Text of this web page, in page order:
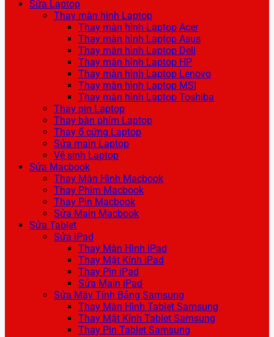
Sửa Laptop
Thay màn hình Laptop
Thay màn hình Laptop Acer
Thay màn hình Laptop Asus
Thay màn hình Laptop Dell
Thay màn hình Laptop HP
Thay màn hình Laptop Lenovo
Thay màn hình Laptop MSI
Thay màn hình Laptop Toshiba
Thay pin Laptop
Thay bàn phím Laptop
Thay ổ cứng Laptop
Sửa main Laptop
Vệ sinh Laptop
Sửa Macbook
Thay Màn Hình Macbook
Thay Phím Macbook
Thay Pin Macbook
Sửa Main Macbook
Sửa Tablet
Sửa iPad
Thay Màn Hình iPad
Thay Mặt Kính iPad
Thay Pin iPad
Sửa Main iPad
Sửa Máy Tính Bảng Samsung
Thay Màn Hình Tablet Samsung
Thay Mặt Kính Tablet Samsung
Thay Pin Tablet Samsung